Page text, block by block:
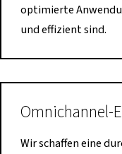
optimierte
und effizient sind.
Omnichannel-
Wir schaffen eine